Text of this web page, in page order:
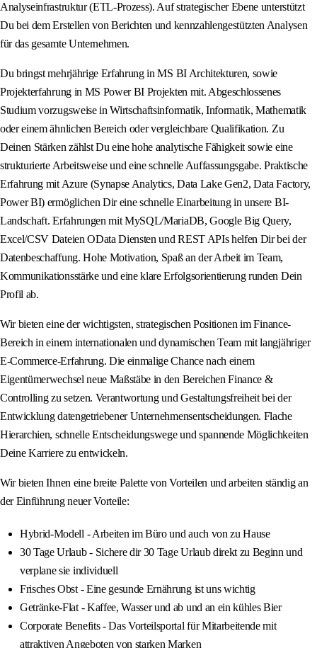
Analyseinfrastruktur (ETL-Prozess). Auf strategischer Ebene unterstützt
Du bei dem Erstellen von Berichten und kennzahlengestützten Analysen
für das gesamte Unternehmen.
Du bringst mehrjährige Erfahrung in MS BI Architekturen, sowie
Projekterfahrung in MS Power BI Projekten mit. Abgeschlossenes
Studium vorzugsweise in Wirtschaftsinformatik, Informatik, Mathematik
oder einem ähnlichen Bereich oder vergleichbare Qualifikation. Zu
Deinen Stärken zählst Du eine hohe analytische Fähigkeit sowie eine
strukturierte Arbeitsweise und eine schnelle Auffassungsgabe. Praktische
Erfahrung mit Azure (Synapse Analytics, Data Lake Gen2, Data Factory,
Power BI) ermöglichen Dir eine schnelle Einarbeitung in unsere BI-
Landschaft. Erfahrungen mit MySQL/MariaDB, Google Big Query,
Excel/CSV Dateien OData Diensten und REST APIs helfen Dir bei der
Datenbeschaffung. Hohe Motivation, Spaß an der Arbeit im Team,
Kommunikationsstärke und eine klare Erfolgsorientierung runden Dein
Profil ab.
Wir bieten eine der wichtigsten, strategischen Positionen im Finance-
Bereich in einem internationalen und dynamischen Team mit langjähriger
E-Commerce-Erfahrung. Die einmalige Chance nach einem
Eigentümerwechsel neue Maßstäbe in den Bereichen Finance &
Controlling zu setzen. Verantwortung und Gestaltungsfreiheit bei der
Entwicklung datengetriebener Unternehmensentscheidungen. Flache
Hierarchien, schnelle Entscheidungswege und spannende Möglichkeiten
Deine Karriere zu entwickeln.
Wir bieten Ihnen eine breite Palette von Vorteilen und arbeiten ständig an
der Einführung neuer Vorteile:
Hybrid-Modell - Arbeiten im Büro und auch von zu Hause
30 Tage Urlaub - Sichere dir 30 Tage Urlaub direkt zu Beginn und
verplane sie individuell
Frisches Obst - Eine gesunde Ernährung ist uns wichtig
Getränke-Flat - Kaffee, Wasser und ab und an ein kühles Bier
Corporate Benefits - Das Vorteilsportal für Mitarbeitende mit
attraktiven Angeboten von starken Marken